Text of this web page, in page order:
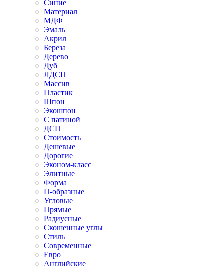
Синие
Материал
МДФ
Эмаль
Акрил
Береза
Дерево
Дуб
ЛДСП
Массив
Пластик
Шпон
Экошпон
С патиной
ДСП
Стоимость
Дешевые
Дорогие
Эконом-класс
Элитные
Форма
П-образные
Угловые
Прямые
Радиусные
Скошенные углы
Стиль
Современные
Евро
Английские